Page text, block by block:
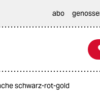
abo
schwarz-rot-gold